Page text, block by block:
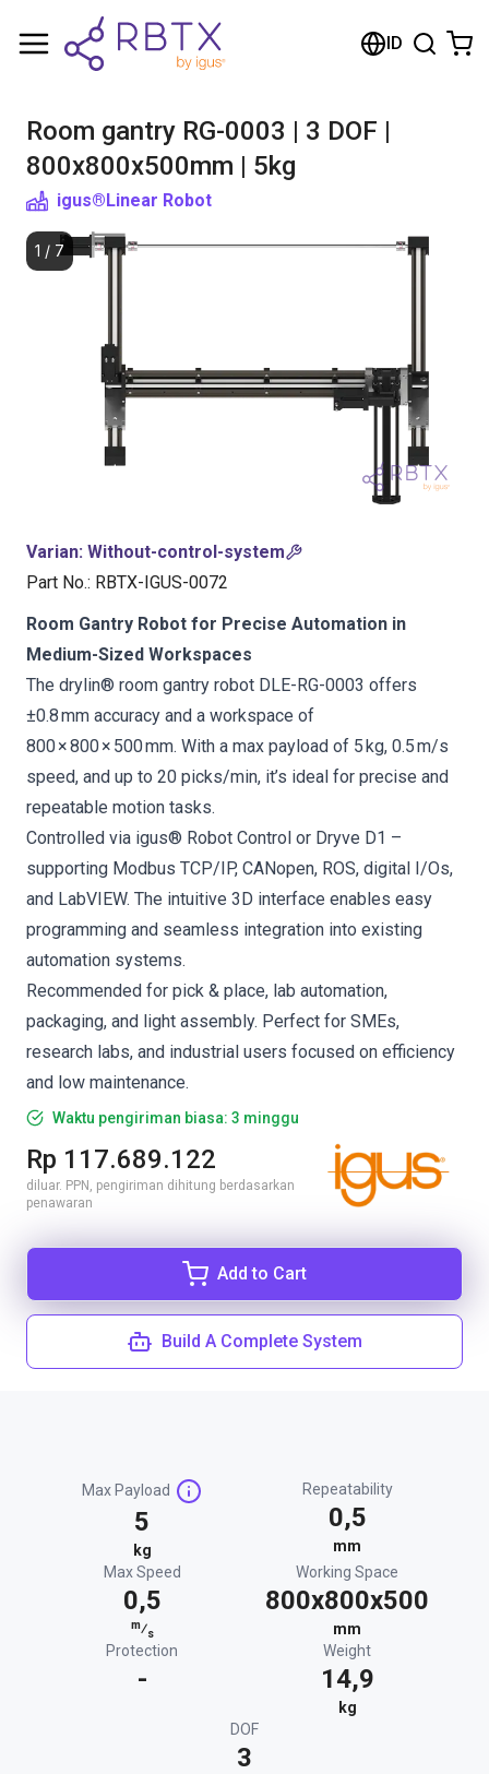
ID
Room gantry RG-0003 | 3 DOF |
800x800x500mm | 5kg
igus®Linear Robot
1 / 7
Varian: Without-control-system
Part No.: RBTX-IGUS-0072
Room Gantry Robot for Precise Automation in
Medium-Sized Workspaces
The drylin® room gantry robot DLE-RG-0003 offers
±0.8 mm accuracy and a workspace of
800 × 800 × 500 mm. With a max payload of 5 kg, 0.5 m/s
speed, and up to 20 picks/min, it’s ideal for precise and
repeatable motion tasks.
Controlled via igus® Robot Control or Dryve D1 –
supporting Modbus TCP/IP, CANopen, ROS, digital I/Os,
and LabVIEW. The intuitive 3D interface enables easy
programming and seamless integration into existing
automation systems.
Recommended for pick & place, lab automation,
packaging, and light assembly. Perfect for SMEs,
research labs, and industrial users focused on efficiency
and low maintenance.
Waktu pengiriman biasa: 3 minggu
Rp 117.689.122
diluar. PPN, pengiriman dihitung berdasarkan
penawaran
Add to Cart
Build A Complete System
Max Payload
5
kg
Repeatability
0,5
mm
Max Speed
0,5
m⁄s
Working Space
800x800x500
mm
Protection
-
Weight
14,9
kg
DOF
3
Shopping Cart
Browse the shop